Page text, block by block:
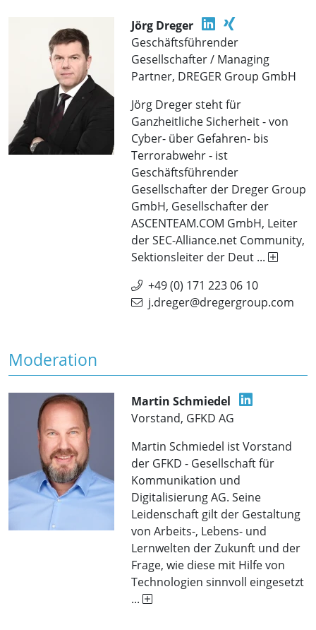
Jörg Dreger
Geschäftsführender
Gesellschafter / Managing
Partner, DREGER Group GmbH
Jörg Dreger steht für
Ganzheitliche Sicherheit - von
Cyber- über Gefahren- bis
Terrorabwehr - ist
Geschäftsführender
Gesellschafter der Dreger Group
GmbH, Gesellschafter der
ASCENTEAM.COM GmbH, Leiter
der SEC-Alliance.net Community,
Sektionsleiter der Deut ...
+49 (0) 171 223 06 10
j.dreger@dregergroup.com
Moderation
Martin Schmiedel
Vorstand, GFKD AG
Martin Schmiedel ist Vorstand
der GFKD - Gesellschaft für
Kommunikation und
Digitalisierung AG. Seine
Leidenschaft gilt der Gestaltung
von Arbeits-, Lebens- und
Lernwelten der Zukunft und der
Frage, wie diese mit Hilfe von
Technologien sinnvoll eingesetzt
...